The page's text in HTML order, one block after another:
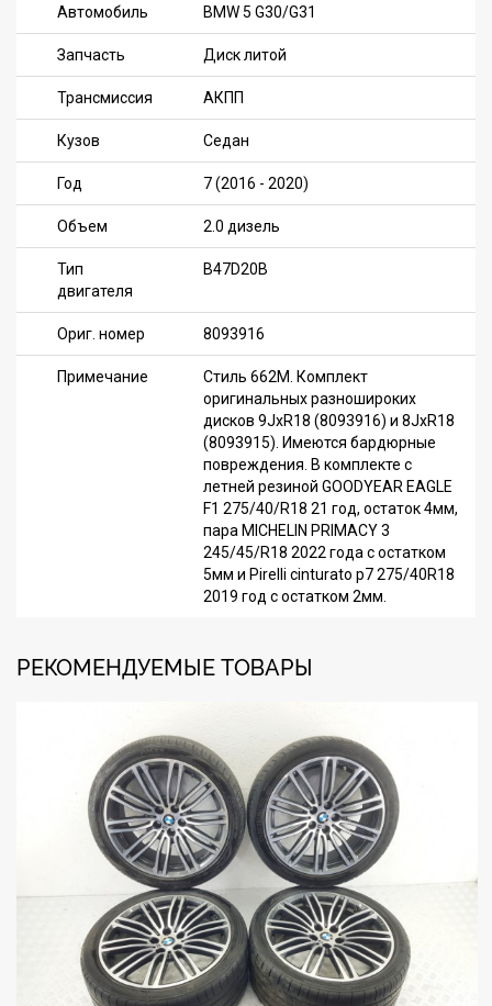
Автомобиль BMW 5 G30/G31
Запчасть Диск литой
Трансмиссия АКПП
Кузов Седан
Год 7 (2016 - 2020)
Объем 2.0 дизель
Тип
двигателя
B47D20B
Ориг. номер 8093916
Примечание
Стиль 662M. Комплект
оригинальных разношироких
дисков 9JxR18 (8093916) и 8JxR18
(8093915). Имеются бардюрные
повреждения. В комплекте с
летней резиной GOODYEAR EAGLE
F1 275/40/R18 21 год, остаток 4мм,
пара MICHELIN PRIMACY 3
245/45/R18 2022 года с остатком
5мм и Pirelli cinturato p7 275/40R18
2019 год с остатком 2мм.
РЕКОМЕНДУЕМЫЕ ТОВАРЫ